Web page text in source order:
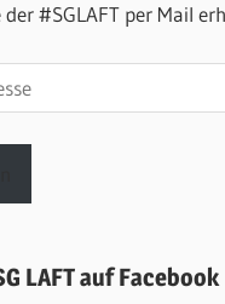
#SGLAFT per Mail
LAFT auf Facebook